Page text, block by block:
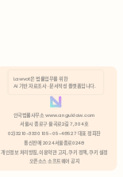
분석 쿠키 허용
Lawvot은 법률업무를 위한
AI 기반 자료조사 · 문서작성 플랫폼입니다.
안국법률사무소 www.anguklaw.com
서울시 종로구 율곡로2길 7, 304호
02)3210-3330 105-05-48527 대표 정희찬
통신판매 2024서울종로0248
개인정보 처리방침, 이용약관 고지, 쿠키 정책, 쿠키 설정
오픈소스 소프트웨어 공지